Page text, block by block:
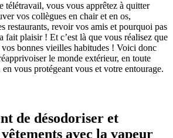
télétravail, vous vous apprêtez à quitter
vos collègues en chair et en os,
restaurants, revoir vos amis et pourquoi pas
fait plaisir ! Et c’est là que vous réalisez que
bonnes vieilles habitudes ! Voici donc
le monde extérieur, en toute
en vous protégeant vous et votre entourage.
de désodoriser et
avec la vapeur